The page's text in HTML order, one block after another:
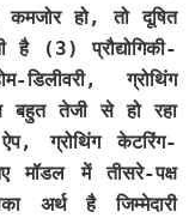
हो, तो दूषित
(3) प्रौद्योगिकी-
ग्रोथिंग
बहुत तेजी से हो रहा
ग्रोथिंग केटरिंग-
मॉडल में तीसरे-पक्ष
अर्थ है जिम्मेदारी